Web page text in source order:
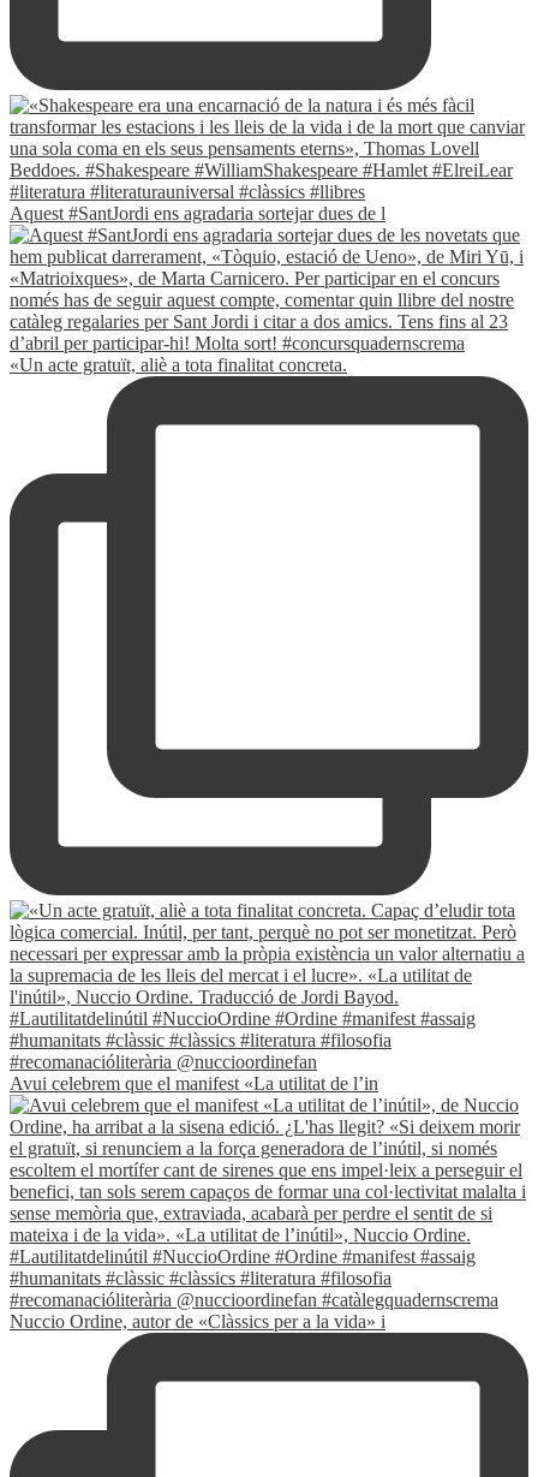
Aquest #SantJordi ens agradaria sortejar dues de l
«Un acte gratuït, aliè a tota finalitat concreta.
Avui celebrem que el manifest «La utilitat de l’in
Nuccio Ordine, autor de «Clàssics per a la vida» i